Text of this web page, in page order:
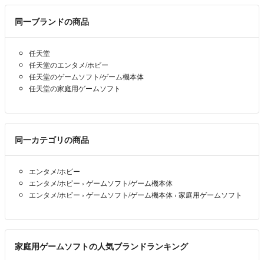
同一ブランドの商品
任天堂
任天堂のエンタメ/ホビー
任天堂のゲームソフト/ゲーム機本体
任天堂の家庭用ゲームソフト
同一カテゴリの商品
エンタメ/ホビー
エンタメ/ホビー › ゲームソフト/ゲーム機本体
エンタメ/ホビー › ゲームソフト/ゲーム機本体 › 家庭用ゲームソフト
家庭用ゲームソフトの人気ブランドランキング